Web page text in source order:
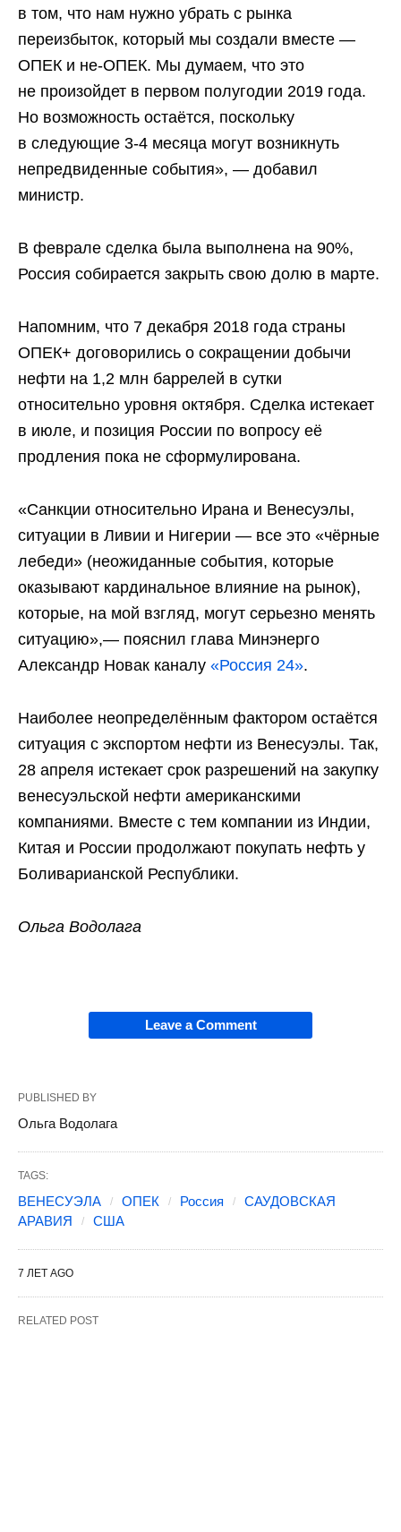
в том, что нам нужно убрать с рынка
переизбыток, который мы создали вместе —
ОПЕК и не-ОПЕК. Мы думаем, что это
не произойдет в первом полугодии 2019 года.
Но возможность остаётся, поскольку
в следующие 3-4 месяца могут возникнуть
непредвиденные события», — добавил
министр.
В феврале сделка была выполнена на 90%,
Россия собирается закрыть свою долю в марте.
Напомним, что 7 декабря 2018 года страны
ОПЕК+ договорились о сокращении добычи
нефти на 1,2 млн баррелей в сутки
относительно уровня октября. Сделка истекает
в июле, и позиция России по вопросу её
продления пока не сформулирована.
«Санкции относительно Ирана и Венесуэлы,
ситуации в Ливии и Нигерии — все это «чёрные
лебеди» (неожиданные события, которые
оказывают кардинальное влияние на рынок),
которые, на мой взгляд, могут серьезно менять
ситуацию»,— пояснил глава Минэнерго
Александр Новак каналу «Россия 24».
Наиболее неопределённым фактором остаётся
ситуация с экспортом нефти из Венесуэлы. Так,
28 апреля истекает срок разрешений на закупку
венесуэльской нефти американскими
компаниями. Вместе с тем компании из Индии,
Китая и России продолжают покупать нефть у
Боливарианской Республики.
Ольга Водолага
Leave a Comment
PUBLISHED BY
Ольга Водолага
TAGS:
ВЕНЕСУЭЛА ОПЕК Россия
САУДОВСКАЯ
АРАВИЯ
США
7 ЛЕТ AGO
RELATED POST